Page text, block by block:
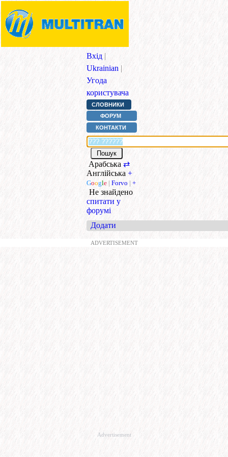
Вхід |
Ukrainian |
Угода
користувача
СЛОВНИКИ
ФОРУМ
КОНТАКТИ
Арабська ⇄
Англійська +
Google | Forvo | +
Не знайдено
спитати у
форумі
Додати
ADVERTISEMENT
Advertisement